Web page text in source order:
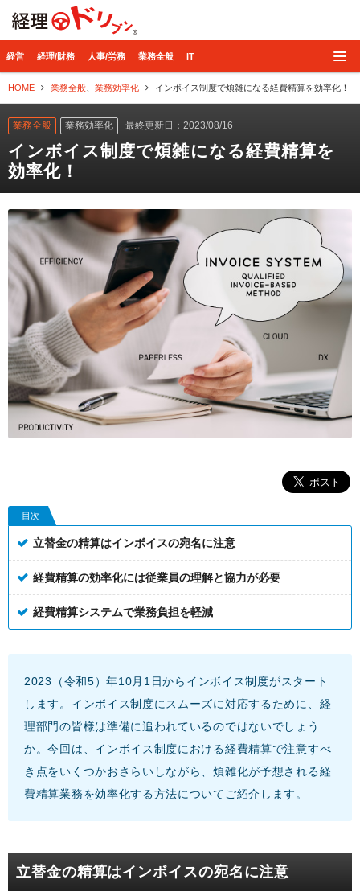
経営 経理/財務 人事/労務 業務全般 IT
HOME 業務全般 業務効率化 インボイス制度で煩雑になる経費精算を効率化！
業務全般 業務効率化 最終更新日：2023/08/16
インボイス制度で煩雑になる経費精算を
効率化！
目次
立替金の精算はインボイスの宛名に注意
経費精算の効率化には従業員の理解と協力が必要
経費精算システムで業務負担を軽減
2023（令和5）年10月1日からインボイス制度がスタート
します。インボイス制度にスムーズに対応するために、経
理部門の皆様は準備に追われているのではないでしょう
か。今回は、インボイス制度における経費精算で注意すべ
き点をいくつかおさらいしながら、煩雑化が予想される経
費精算業務を効率化する方法についてご紹介します。
立替金の精算はインボイスの宛名に注意